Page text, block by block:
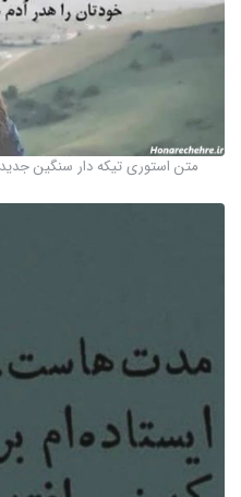
متن استوری تیکه دار سنگین